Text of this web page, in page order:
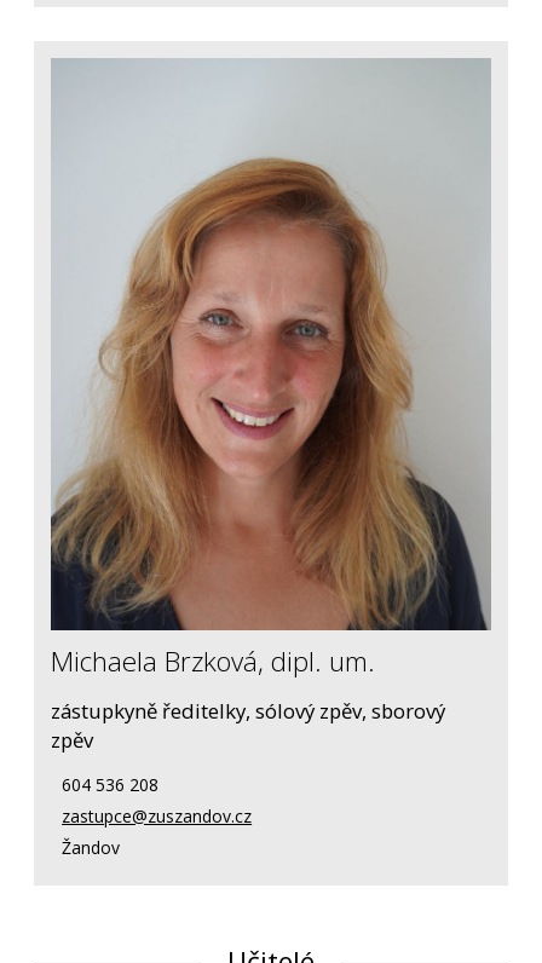
Michaela Brzková, dipl. um.
zástupkyně ředitelky, sólový zpěv, sborový
zpěv
604 536 208
zastupce@zuszandov.cz
Žandov